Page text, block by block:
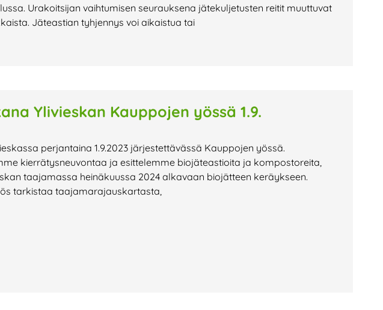
Urakoitsijan vaihtumisen seurauksena jätekuljetusten reitit muuttuvat
Jäteastian tyhjennys voi aikaistua tai
Ylivieskan Kauppojen yössä 1.9.
perjantaina 1.9.2023 järjestettävässä Kauppojen yössä.
kierrätysneuvontaa ja esittelemme biojäteastioita ja kompostoreita,
taajamassa heinäkuussa 2024 alkavaan biojätteen keräykseen.
tarkistaa taajamarajauskartasta,